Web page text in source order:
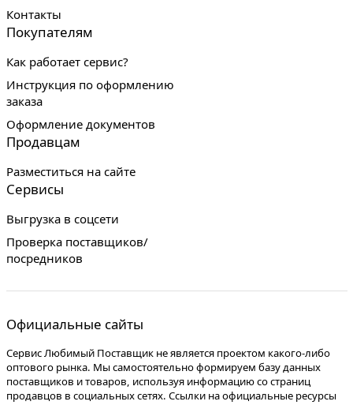
Контакты
Покупателям
Как работает сервис?
Инструкция по оформлению
заказа
Оформление документов
Продавцам
Разместиться на сайте
Сервисы
Выгрузка в соцсети
Проверка поставщиков/
посредников
Официальные сайты
Сервис Любимый Поставщик не является проектом какого-либо
оптового рынка. Мы самостоятельно формируем базу данных
поставщиков и товаров, используя информацию со страниц
продавцов в социальных сетях. Ссылки на официальные ресурсы